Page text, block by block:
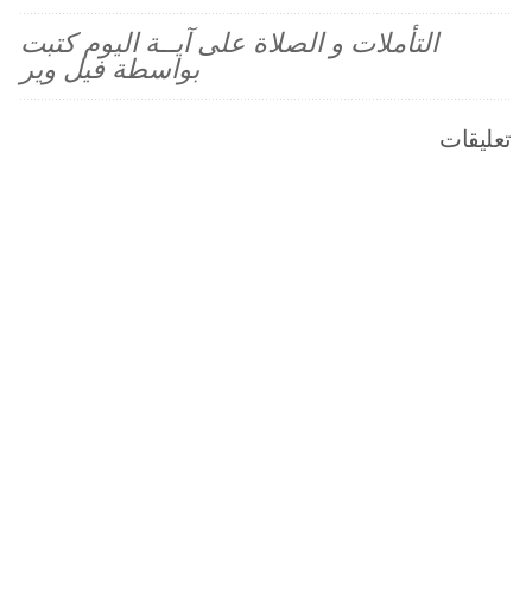
التأملات و الصلاة على آيــة اليوم كتبت
بواسطة فيل وير
تعليقات